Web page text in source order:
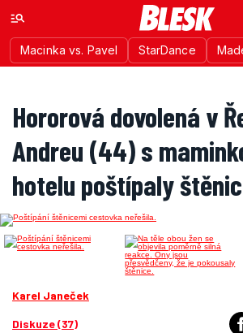
Macinka vs. Pavel StarDance
Hororová dovolená v
Andreu (44) s
hotelu poštípaly
Karel Janeček
Diskuze (37)